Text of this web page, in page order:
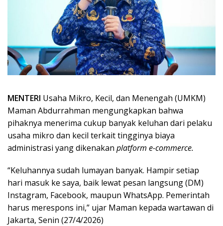
MENTERI Usaha Mikro, Kecil, dan Menengah (UMKM)
Maman Abdurrahman mengungkapkan bahwa
pihaknya menerima cukup banyak keluhan dari pelaku
usaha mikro dan kecil terkait tingginya biaya
administrasi yang dikenakan platform e-commerce.
“Keluhannya sudah lumayan banyak. Hampir setiap
hari masuk ke saya, baik lewat pesan langsung (DM)
Instagram, Facebook, maupun WhatsApp. Pemerintah
harus merespons ini,” ujar Maman kepada wartawan di
Jakarta, Senin (27/4/2026)